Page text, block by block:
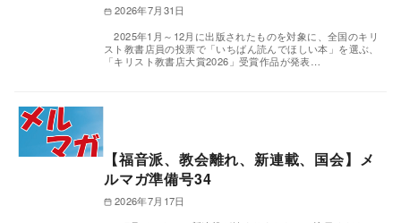
2026年7月31日
2025年1月～12月に出版されたものを対象に、全国のキリ
スト教書店員の投票で「いちばん読んでほしい本」を選ぶ、
「キリスト教書店大賞2026」受賞作品が発表…
【福音派、教会離れ、新連載、国会】メ
ルマガ準備号34
2026年7月17日